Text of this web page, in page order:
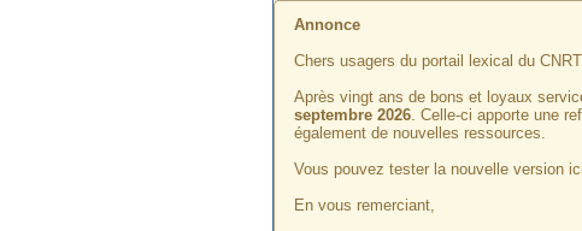
Annonce
Chers usagers du portail lexical du
Après vingt ans de bons et loyaux
septembre 2026. Celle-ci apporte une
également de nouvelles ressources.
Vous pouvez tester la nouvelle version
En vous remerciant,